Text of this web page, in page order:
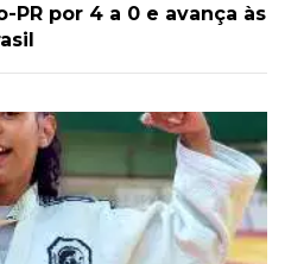
por 4 a 0 e avança às